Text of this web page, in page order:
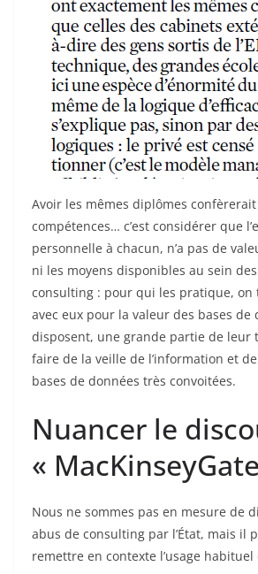
Avoir les mêmes diplômes
compétences… c’est considérer que l’expérience,
personnelle à chacun, n’a pas de
ni les moyens disponibles au sein
consulting : pour qui les pratique, on
avec eux pour la valeur des bases de
disposent, une grande partie de leur
faire de la veille de l’information et
bases de données très convoitées.
Nuancer le
«
Nous ne sommes pas en mesure de
abus de consulting par l’État, mais il
remettre en contexte l’usage